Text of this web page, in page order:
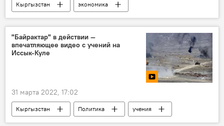
Кыргызстан
экономика
Доскул Бекмурзаев
долг
"Байрактар" в действии —
впечатляющее видео с учений на
Иссык-Куле
31 марта 2022, 17:02
Кыргызстан Политика
учения
Байрактар
техника